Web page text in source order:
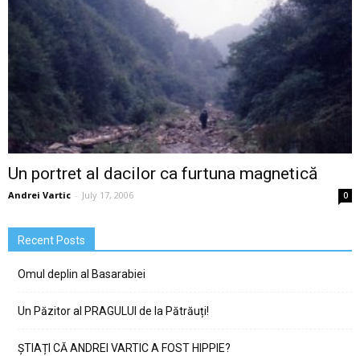
Un portret al dacilor ca furtuna magnetică
Andrei Vartic - July 17, 2006 0
Recent Posts
Omul deplin al Basarabiei
Un Păzitor al PRAGULUI de la Pătrăuți!
ȘTIAȚI CĂ ANDREI VARTIC A FOST HIPPIE?